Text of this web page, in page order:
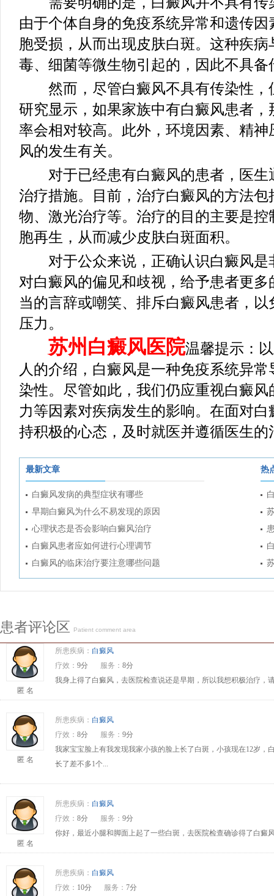
由于个体自身的免疫系统异常和遗传
胞受损，从而出现皮肤白斑。这种疾
毒、细菌等微生物引起的，因此不具备
然而，尽管白癜风不具有传染性，
研究显示，如果家族中有白癜风患者
率会相对较高。此外，环境因素、精
风的发生有关。
对于已经患有白癜风的患者，医生
治疗措施。目前，治疗白癜风的方法
物、激光治疗等。治疗的目的主要是
胞再生，从而减少皮肤白斑面积。
对于公众来说，正确认识白癜风是
对白癜风的偏见和歧视，给予患者更
当的言辞或嘲笑、排斥白癜风患者，
压力。
苏州白癜风医院温馨提示：
人的介绍，白癜风是一种免疫系统异
染性。尽管如此，我们仍应重视白癜
力等因素对疾病发生的影响。在面对
持积极的心态，及时就医并遵循医生的
最新文章
白癜风发病的典型症状有哪些
早期白癜风为什么不易发现的原因
心理状态是否会影响白癜风治疗
白癜风患者应如何进行心理调节
白癜风的临床治疗要注意哪些问题
热
患者评论区 Patient comment area
匿 名
所患疾病： 白癜风
疗效： 9分 服务： 8分
我身上得了白癜风，去医院检查说还是早期，所以我想积极治疗，
匿 名
所患疾病： 白癜风
疗效： 8分 服务： 9分
我家宝宝脸上有我发现我家小孩的脸上长了白斑，小孩现在12岁
长了差不多1个...
匿 名
所患疾病： 白癜风
疗效： 8分 服务： 9分
你好，最近小腿和脚面上起了一些白斑，去医院检查确诊得了白
所患疾病： 白癜风
疗效： 10分 服务： 7分